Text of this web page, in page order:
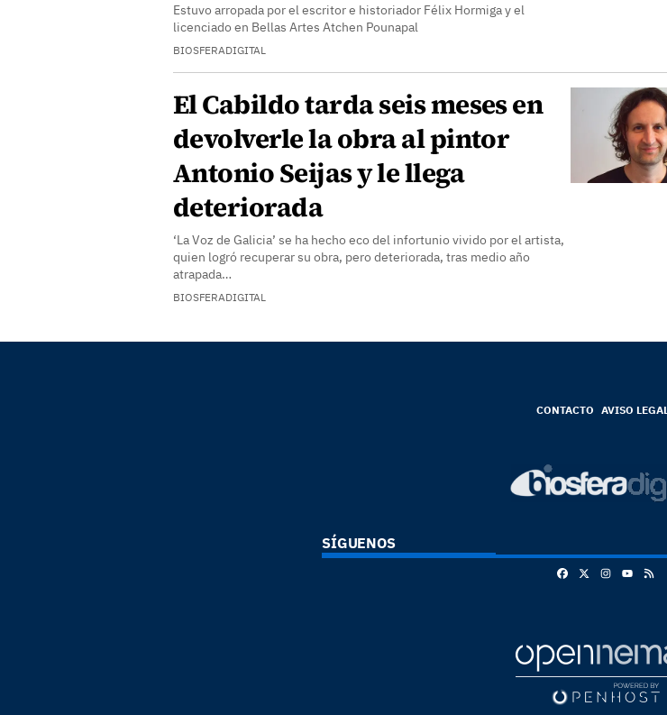
Estuvo arropada por el escritor e historiador Félix Hormiga y el
licenciado en Bellas Artes Atchen Pounapal
BIOSFERADIGITAL
El Cabildo tarda seis meses en
devolverle la obra al pintor
Antonio Seijas y le llega
deteriorada
‘La Voz de Galicia’ se ha hecho eco del infortunio vivido por el artista,
quien logró recuperar su obra, pero deteriorada, tras medio año
atrapada…
BIOSFERADIGITAL
CONTACTO AVISO LEGAL
SÍGUENOS
FacebookInstagram